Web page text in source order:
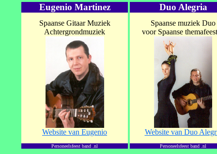
Eugenio Martinez
Spaanse Gitaar Muziek
Achtergrondmuziek
Website van Eugenio
Personeelsfeest band .nl
Duo Alegria
Spaanse muziek Duo
voor Spaanse
Website van Duo
Personeelsfeest band .nl